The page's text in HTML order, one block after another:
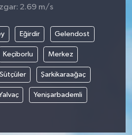
2.69 m/s
Eğirdir Gelendost
Keçiborlu Merkez
Sütçüler Şarkikaraağaç
Yenişarbademli